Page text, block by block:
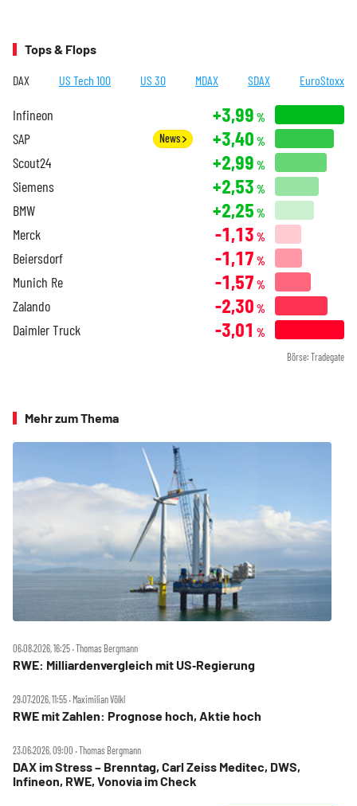
Tops & Flops
DAX US Tech 100 US 30 MDAX SDAX EuroStoxx
Infineon +3,99 %
SAP News +3,40 %
Scout24 +2,99 %
Siemens +2,53 %
BMW +2,25 %
Merck -1,13 %
Beiersdorf -1,17 %
Munich Re -1,57 %
Zalando -2,30 %
Daimler Truck -3,01 %
Börse: Tradegate
Mehr zum Thema
06.08.2026, 16:25 ‧ Thomas Bergmann
RWE: Milliardenvergleich mit US‑Regierung
29.07.2026, 11:55 ‧ Maximilian Völkl
RWE mit Zahlen: Prognose hoch, Aktie hoch
23.06.2026, 09:00 ‧ Thomas Bergmann
DAX im Stress – Brenntag, Carl Zeiss Meditec, DWS,
Infineon, RWE, Vonovia im Check